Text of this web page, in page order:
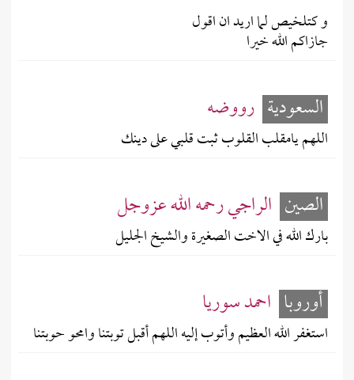
و كتلخيص لما اريد ان اقول
جازاكم الله خيرا
السعودية رووضه
اللهم يامقلب القلوب ثبت قلبي على دينك
الصين الراجي رحمه الله عزوجل
بارك الله في الاخت الصغيرة والشيخ الجليل
أوروبا احمد سوريا
استغفر الله العظيم وأتوب إليه اللهم أقبل توبتنا وامحو حوبتنا